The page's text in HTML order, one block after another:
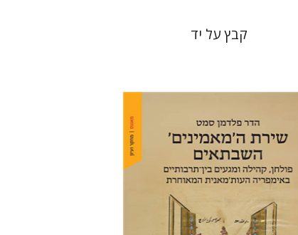
קבץ על יד
הדר פלדמן סמט